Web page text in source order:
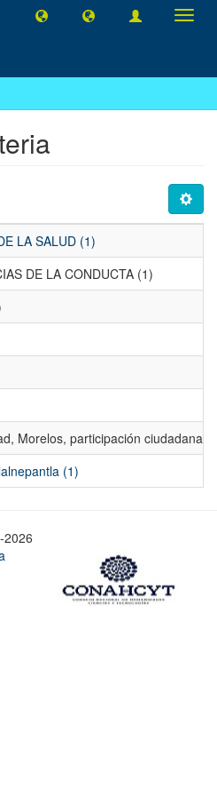
LA SALUD (1)
DE LA CONDUCTA (1)
Morelos, participación
(1)
2026